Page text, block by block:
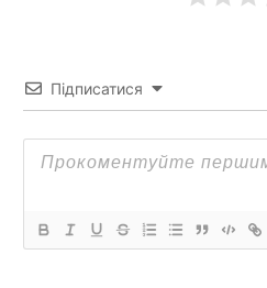
Підписатися